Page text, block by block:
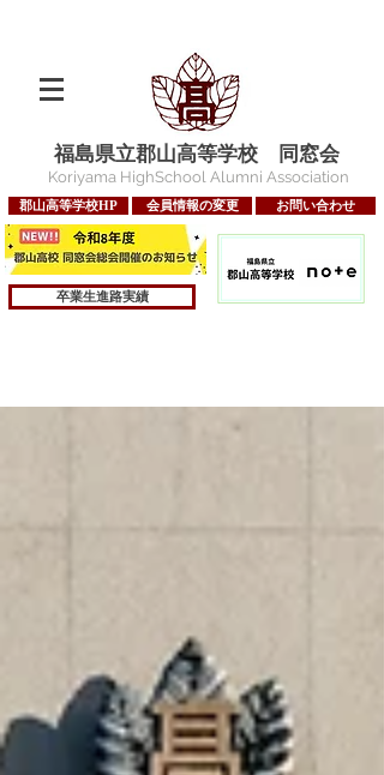
福島県立郡山高等学校 同窓会
Koriyama HighSchool Alumni Association
郡山高等学校HP 会員情報の変更 お問い合わせ
卒業生進路実績